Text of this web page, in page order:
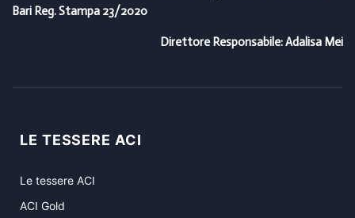
Bari Reg. Stampa 23/2020
Direttore Responsabile: Adalisa Mei
LE TESSERE ACI
Le tessere ACI
ACI Gold